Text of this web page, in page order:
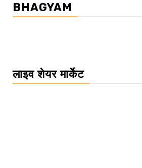
BHAGYAM
लाइव शेयर मार्केट